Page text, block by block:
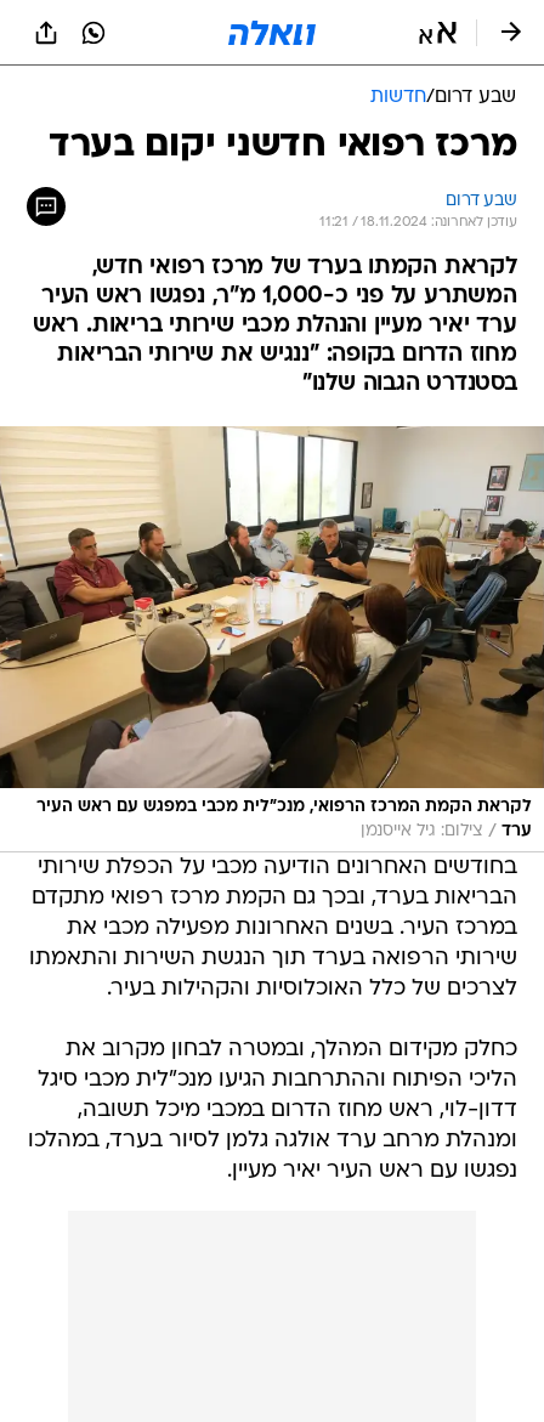
שבע דרום/חדשות
מרכז רפואי חדשני יקום בערד
שבע דרום
עודכן לאחרונה: 18.11.2024 / 11:21
לקראת הקמתו בערד של מרכז רפואי חדש,
המשתרע על פני כ-1,000 מ"ר, נפגשו ראש העיר
ערד יאיר מעיין והנהלת מכבי שירותי בריאות. ראש
מחוז הדרום בקופה: "ננגיש את שירותי הבריאות
בסטנדרט הגבוה שלנו"
לקראת הקמת המרכז הרפואי, מנכ״לית מכבי במפגש עם ראש העיר
ערד / צילום: גיל אייסנמן
בחודשים האחרונים הודיעה מכבי על הכפלת שירותי
הבריאות בערד, ובכך גם הקמת מרכז רפואי מתקדם
במרכז העיר. בשנים האחרונות מפעילה מכבי את
שירותי הרפואה בערד תוך הנגשת השירות והתאמתו
לצרכים של כלל האוכלוסיות והקהילות בעיר.
כחלק מקידום המהלך, ובמטרה לבחון מקרוב את
הליכי הפיתוח וההתרחבות הגיעו מנכ"לית מכבי סיגל
דדון-לוי, ראש מחוז הדרום במכבי מיכל תשובה,
ומנהלת מרחב ערד אולגה גלמן לסיור בערד, במהלכו
נפגשו עם ראש העיר יאיר מעיין.